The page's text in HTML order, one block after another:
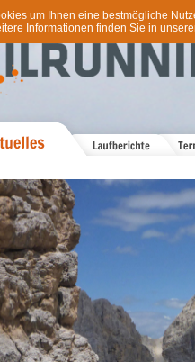
um Ihnen eine bestmögliche
Informationen finden Sie in